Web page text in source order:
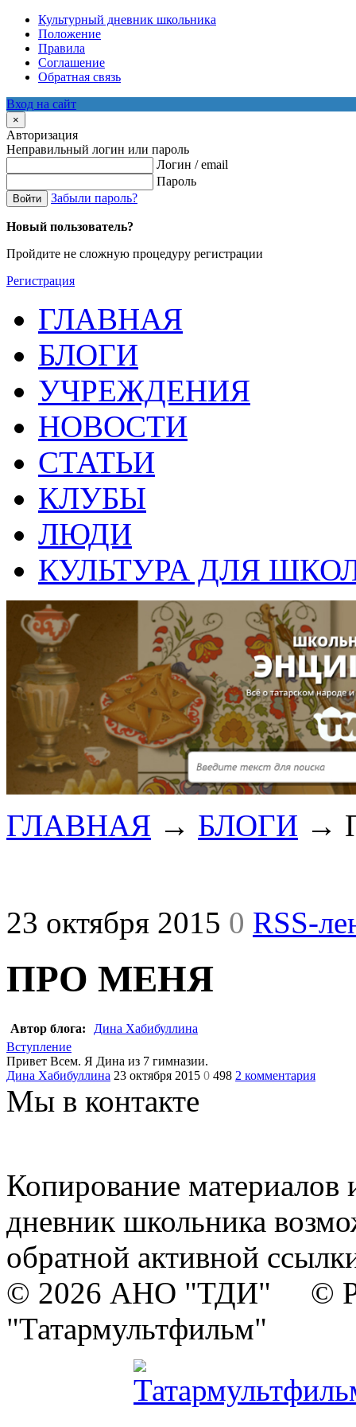
Культурный дневник школьника
Положение
Правила
Соглашение
Обратная связь
Вход на сайт
×
Авторизация
Неправильный логин или пароль
Логин / email
Пароль
Войти Забыли пароль?
Новый пользователь?
Пройдите не сложную процедуру регистрации
Регистрация
ГЛАВНАЯ
БЛОГИ
УЧРЕЖДЕНИЯ
НОВОСТИ
СТАТЬИ
КЛУБЫ
ЛЮДИ
КУЛЬТУРА ДЛЯ
ГЛАВНАЯ → БЛОГИ →
23 октября 2015 0 RSS-
ПРО МЕНЯ
Автор блога:
Дина Хабибуллина
Вступление
Привет Всем. Я Дина из 7 гимназии.
Дина Хабибуллина 23 октября 2015 0 498 2 комментария
Мы в контакте
Копирование материалов
дневник школьника
обратной активной
© 2026 АНО "ТДИ" ©
"Татармультфильм"